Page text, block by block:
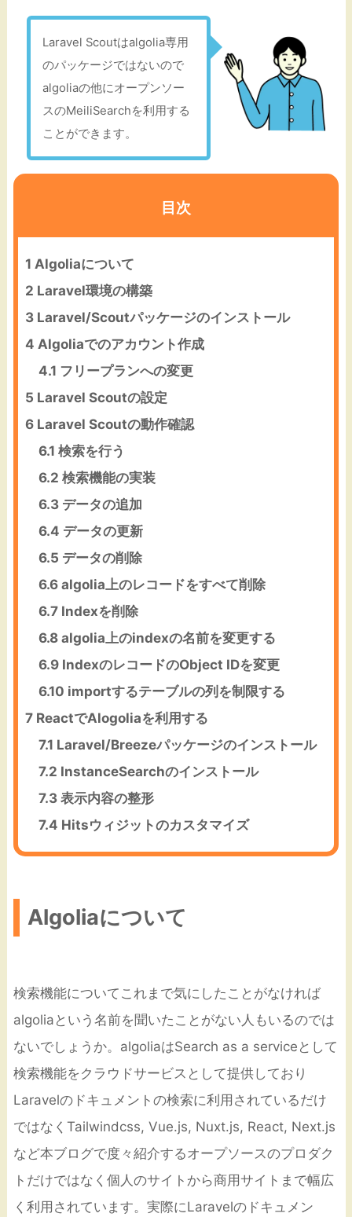
Laravel Scoutはalgolia専用
のパッケージではないので
algoliaの他にオープンソー
スのMeiliSearchを利用する
ことができます。
目次
1 Algoliaについて
2 Laravel環境の構築
3Laravel/Scoutパッケージのインストール
4 Algoliaでのアカウント作成
4.1 フリープランへの変更
5 Laravel Scoutの設定
6Laravel Scoutの動作確認
6.1 検索を行う
6.2 検索機能の実装
6.3データの追加
6.4 データの更新
6.5 データの削除
6.6algolia上のレコードをすべて削除
6.7Indexを削除
6.8algolia上のindexの名前を変更する
6.9IndexのレコードのObject IDを変更
6.10 importするテーブルの列を制限する
7ReactでAlogoliaを利用する
7.1 Laravel/Breezeパッケージのインストール
7.2 InstanceSearchのインストール
7.3表示内容の整形
7.4 Hitsウィジットのカスタマイズ
Algoliaについて
検索機能についてこれまで気にしたことがなければ
algoliaという名前を聞いたことがない人もいるのでは
ないでしょうか。algoliaはSearch as a serviceとして
検索機能をクラウドサービスとして提供しており
Laravelのドキュメントの検索に利用されているだけ
ではなくTailwindcss, Vue.js, Nuxt.js, React, Next.js
など本ブログで度々紹介するオープソースのプロダク
トだけではなく個人のサイトから商用サイトまで幅広
く利用されています。実際にLaravelのドキュメン